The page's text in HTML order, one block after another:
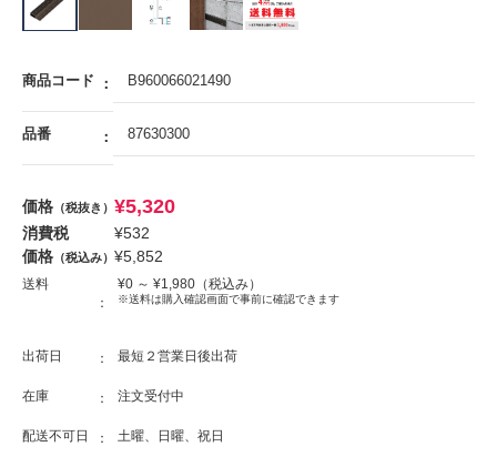
商品コード B960066021490
品番 87630300
価格 （税抜き） ¥5,320
消費税 ¥532
価格 （税込み） ¥5,852
送料 ¥0 ～ ¥1,980 （税込み）
※送料は購入確認画面で事前に確認できます
出荷日 最短２営業日後出荷
在庫 注文受付中
配送不可日 土曜、日曜、祝日